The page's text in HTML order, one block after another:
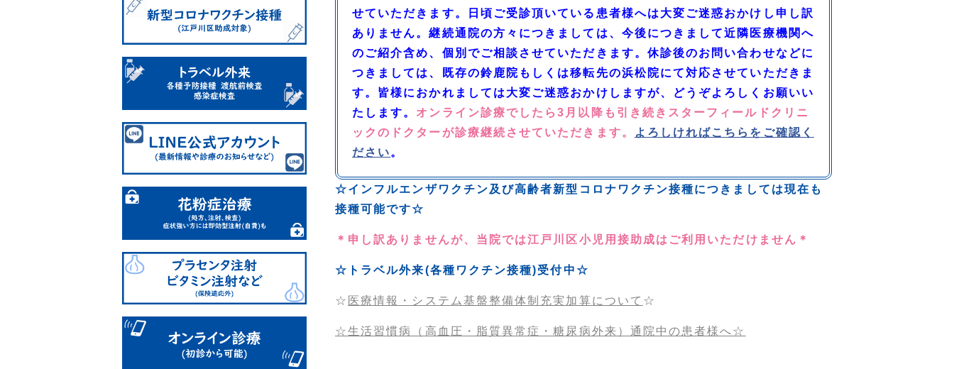
せていただきます。日頃ご受診頂いている患者様へは大変ご迷惑おかけし申し訳
ありません。継続通院の方々につきましては、今後につきまして近隣医療機関へ
のご紹介含め、個別でご相談させていただきます。休診後のお問い合わせなどに
つきましては、既存の鈴鹿院もしくは移転先の浜松院にて対応させていただきま
す。皆様におかれましては大変ご迷惑おかけしますが、どうぞよろしくお願いい
たします。 オンライン診療でしたら3月以降も引き続きスターフィールドクリニ
ックのドクターが診療継続させていただきます。
よろしければこちらをご確認く
ださい。
☆インフルエンザワクチン及び高齢者新型コロナワクチン接種につきましては現在も
接種可能です☆
＊申し訳ありませんが、当院では江戸川区小児用接助成はご利用いただけません＊
☆トラベル外来(各種ワクチン接種)受付中☆
☆ 医療情報・システム基盤整備体制充実加算について ☆
☆生活習慣病（高血圧・脂質異常症・糖尿病外来）通院中の患者様へ☆